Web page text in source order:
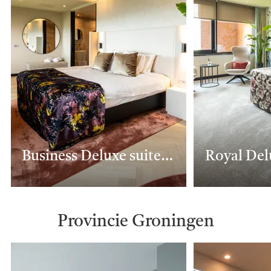
Business Deluxe suite 1301 Royal
Provincie Groningen